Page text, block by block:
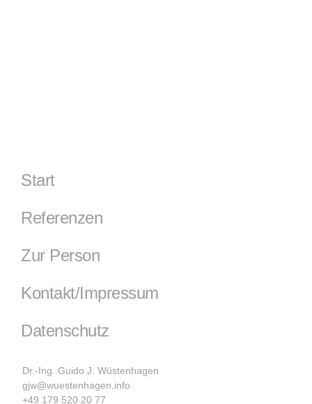
Start
Referenzen
Zur Person
Kontakt/Impressum
Datenschutz
Dr.-Ing. Guido J. Wüstenhagen
gjw@wuestenhagen.info
+49 179 520 20 77